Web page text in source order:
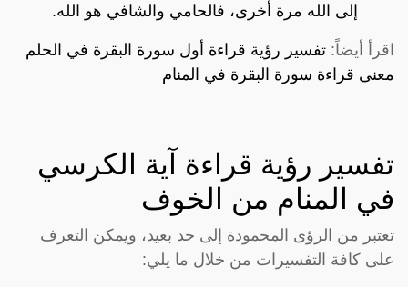
إلى الله مرة أخرى، فالحامي والشافي هو الله.
اقرأ أيضاً: تفسير رؤية قراءة أول سورة البقرة في الحلم
معنى قراءة سورة البقرة في المنام
تفسير رؤية قراءة آية الكرسي
في المنام من الخوف
تعتبر من الرؤى المحمودة إلى حد بعيد، ويمكن التعرف
على كافة التفسيرات من خلال ما يلي: